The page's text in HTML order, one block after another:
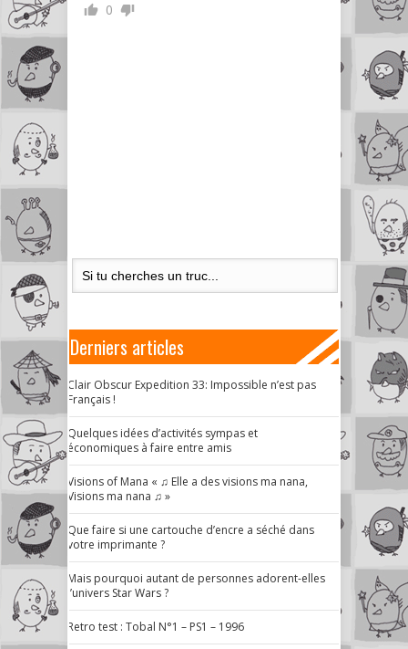
0
Derniers articles
Clair Obscur Expedition 33: Impossible n’est pas
Français !
Quelques idées d’activités sympas et
économiques à faire entre amis
Visions of Mana « ♫ Elle a des visions ma nana,
Visions ma nana ♫ »
Que faire si une cartouche d’encre a séché dans
votre imprimante ?
Mais pourquoi autant de personnes adorent-elles
l’univers Star Wars ?
Retro test : Tobal N°1 – PS1 – 1996